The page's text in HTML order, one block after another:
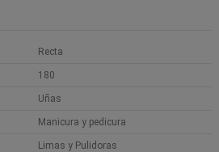
Recta
180
Uñas
Manicura y pedicura
Limas y Pulidoras